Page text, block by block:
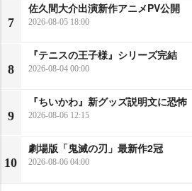
7
佐久間大介出演新作アニメPV公開
2026-08-05 18:00
8
『テニスの王子様』シリーズ完結
2026-08-04 00:00
9
『ちいかわ』新グッズ説明文に恐怖
2026-08-06 12:15
10
劇場版「鬼滅の刃」最新作2冠
2026-08-06 04:00